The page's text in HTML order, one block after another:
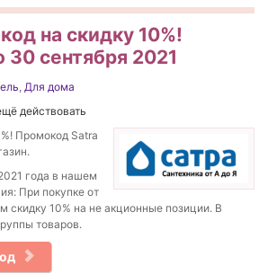
на скидку 10%!
сентября 2021
, Для дома
действовать
Промокод Satra
года в нашем
При покупке от
скидку 10% на не акционные позиции. В
товаров.